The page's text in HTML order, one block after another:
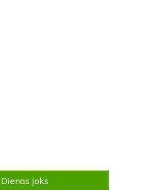
Dienas joks